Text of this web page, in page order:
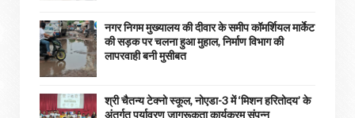
नगर निगम मुख्यालय की दीवार के समीप कॉमर्शियल मार्केट
की सड़क पर चलना हुआ मुहाल, निर्माण विभाग की
लापरवाही बनी मुसीबत
श्री चैतन्य टेक्नो स्कूल, नोएडा-3 में ‘मिशन हरितोदय’ के
अंतर्गत पर्यावरण जागरूकता कार्यक्रम संपन्न